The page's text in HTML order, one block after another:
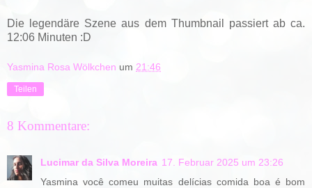
Die legendäre Szene aus dem Thumbnail passiert ab ca.
12:06 Minuten :D
Yasmina Rosa Wölkchen um 21:46
Teilen
8 Kommentare:
Lucimar da Silva Moreira 17. Februar 2025 um 23:26
Yasmina você comeu muitas delícias comida boa é bom